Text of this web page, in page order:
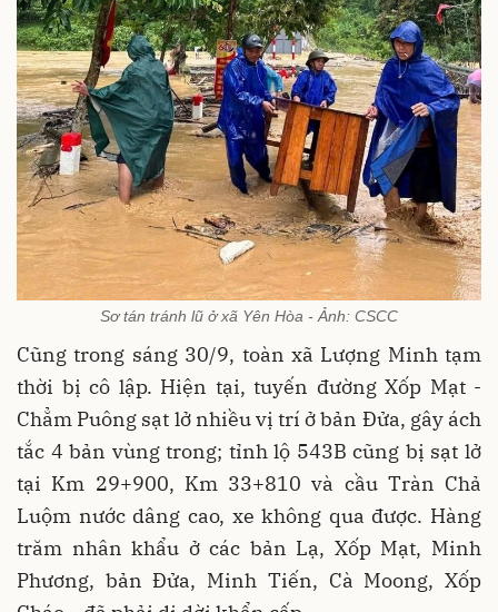
Sơ tán tránh lũ ở xã Yên Hòa - Ảnh: CSCC
Cũng trong sáng 30/9, toàn xã Lượng Minh tạm
thời bị cô lập. Hiện tại, tuyến đường Xốp Mạt -
Chẳm Puông sạt lở nhiều vị trí ở bản Đửa, gây ách
tắc 4 bản vùng trong; tỉnh lộ 543B cũng bị sạt lở
tại Km 29+900, Km 33+810 và cầu Tràn Chả
Luộm nước dâng cao, xe không qua được. Hàng
trăm nhân khẩu ở các bản Lạ, Xốp Mạt, Minh
Phương, bản Đửa, Minh Tiến, Cà Moong, Xốp